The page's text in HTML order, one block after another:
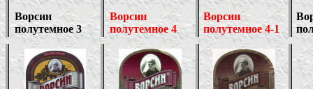
Ворсин
полутемное 3
Ворсин
полутемное 4
Ворсин
полутемное 4-1